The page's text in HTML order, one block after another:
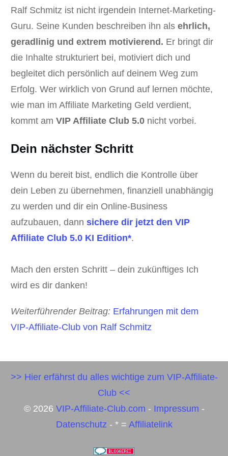
Ralf Schmitz ist nicht irgendein Internet-Marketing-
Guru. Seine Kunden beschreiben ihn als ehrlich,
geradlinig und extrem motivierend. Er bringt dir
die Inhalte strukturiert bei, motiviert dich und
begleitet dich persönlich auf deinem Weg zum
Erfolg. Wer wirklich von Grund auf lernen möchte,
wie man im Affiliate Marketing Geld verdient,
kommt am VIP Affiliate Club 5.0 nicht vorbei.
Dein nächster Schritt
Wenn du bereit bist, endlich die Kontrolle über
dein Leben zu übernehmen, finanziell unabhängig
zu werden und dir ein Online-Business
aufzubauen, dann sichere dir jetzt den VIP
Affiliate Club 5.0 KI Edition*.
Mach den ersten Schritt – dein zukünftiges Ich
wird es dir danken!
Weiterführender Beitrag: Erfahrungen mit dem
VIP-Affiliate-Club von Ralf Schmitz
>> Hier erfährst du alles wichtige zum VIP-Affiliate-
Club <<
© 2026 VIP-Affiliate-Club.com - Impressum -
Datenschutz - * = Affiliatelink